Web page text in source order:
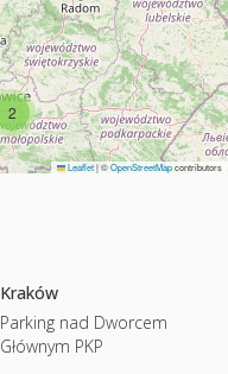
2
Leaflet|©OpenStreetMapcontributors
Kraków
Parking nad Dworcem
Głównym PKP